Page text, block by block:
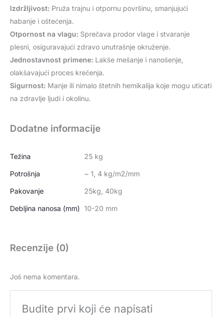
Izdržljivost: Pruža trajnu i otpornu površinu, smanjujući
habanje i oštećenja.
Otpornost na vlagu: Sprečava prodor vlage i stvaranje
plesni, osiguravajući zdravo unutrašnje okruženje.
Jednostavnost primene: Lakše mešanje i nanošenje,
olakšavajući proces krečenja.
Sigurnost: Manje ili nimalo štetnih hemikalija koje mogu uticati
na zdravlje ljudi i okolinu.
Dodatne informacije
Težina 25 kg
Potrošnja ~ 1, 4 kg/m2/mm
Pakovanje 25kg, 40kg
Debljina nanosa (mm) 10-20 mm
Recenzije (0)
Još nema komentara.
Budite prvi koji će napisati